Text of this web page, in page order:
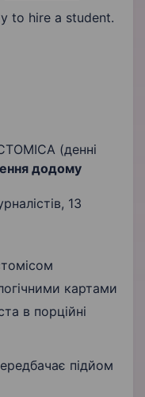
to hire a student.
(денні
додому
13
картами
в порційні
підйом